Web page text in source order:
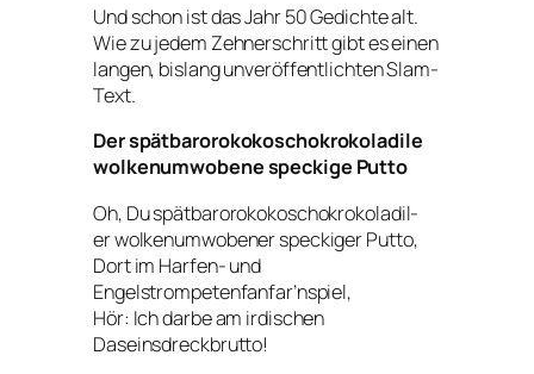
Und schon ist das Jahr 50 Gedichte alt.
Wie zu jedem Zehnerschritt gibt es einen
langen, bislang unveröffentlichten Slam-
Text.
Der spätbarorokokoschokrokoladile
wolkenumwobene speckige Putto
Oh, Du spätbarorokokoschokrokoladil-
er wolkenumwobener speckiger Putto,
Dort im Harfen- und
Engelstrompetenfanfar’nspiel,
Hör: Ich darbe am irdischen
Daseinsdreckbrutto!